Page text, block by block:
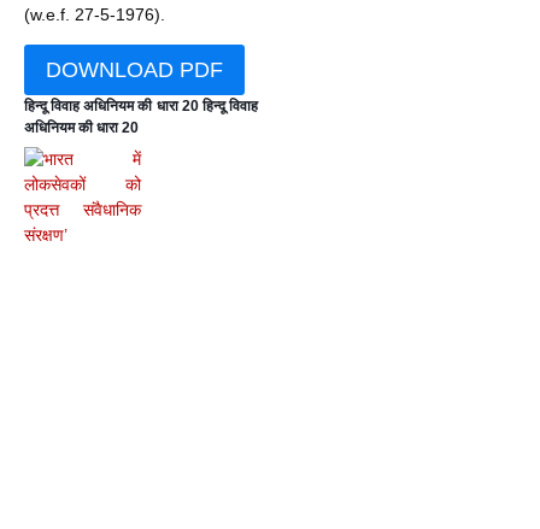
(w.e.f. 27-5-1976).
DOWNLOAD PDF
हिन्दू विवाह अधिनियम की धारा 20 हिन्दू विवाह
अधिनियम की धारा 20